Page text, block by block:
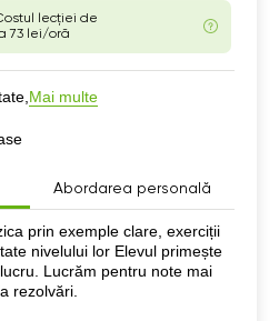
lecției de
73 lei/oră
Mai multe
Abordarea personală
prin exemple clare, exerciții
nivelului lor Elevul primește
Lucrăm pentru note mai
rezolvări.